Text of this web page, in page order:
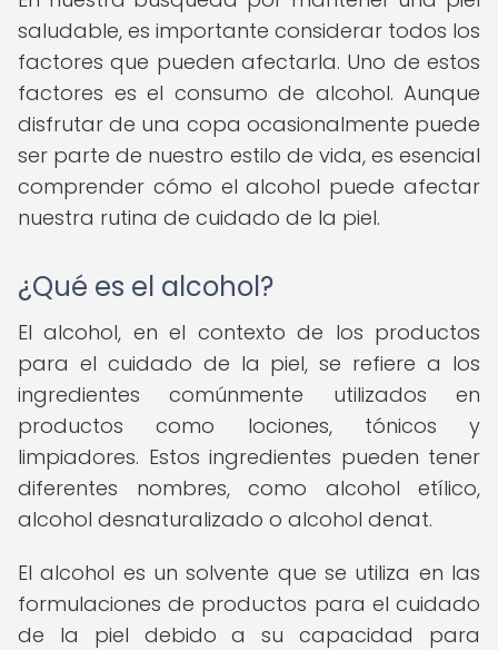
saludable, es importante considerar todos los
factores que pueden afectarla. Uno de estos
factores es el consumo de alcohol. Aunque
disfrutar de una copa ocasionalmente puede
ser parte de nuestro estilo de vida, es esencial
comprender cómo el alcohol puede afectar
nuestra rutina de cuidado de la piel.
¿Qué es el alcohol?
El alcohol, en el contexto de los productos
para el cuidado de la piel, se refiere a los
ingredientes comúnmente utilizados en
productos como lociones, tónicos y
limpiadores. Estos ingredientes pueden tener
diferentes nombres, como alcohol etílico,
alcohol desnaturalizado o alcohol denat.
El alcohol es un solvente que se utiliza en las
formulaciones de productos para el cuidado
de la piel debido a su capacidad para